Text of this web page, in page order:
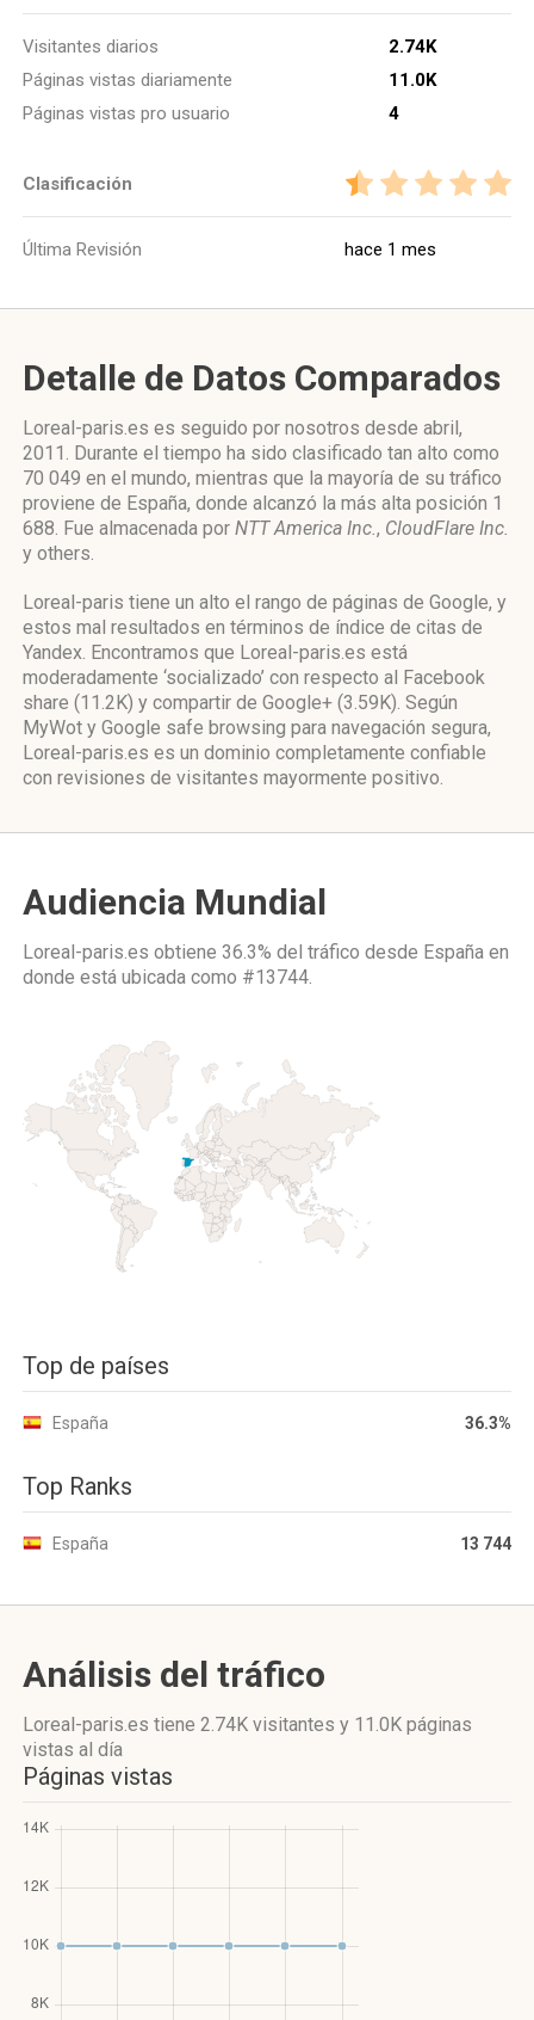
Visitantes diarios
2.74K
Páginas vistas diariamente
11.0K
Páginas vistas pro usuario
4
Clasificación
Última Revisión hace 1 mes
Detalle de Datos Comparados
Loreal-paris.es es seguido por nosotros desde abril,
2011. Durante el tiempo ha sido clasificado tan alto como
70 049 en el mundo, mientras que la mayoría de su tráfico
proviene de España, donde alcanzó la más alta posición 1
688. Fue almacenada por NTT America Inc., CloudFlare Inc.
y others.
Loreal-paris tiene un alto el rango de páginas de Google, y
estos mal resultados en términos de índice de citas de
Yandex. Encontramos que Loreal-paris.es está
moderadamente ‘socializado’ con respecto al Facebook
share (11.2K) y compartir de Google+ (3.59K). Según
MyWot y Google safe browsing para navegación segura,
Loreal-paris.es es un dominio completamente confiable
con revisiones de visitantes mayormente positivo.
Audiencia Mundial
Loreal-paris.es obtiene 36.3% del tráfico desde España en
donde está ubicada como #13744.
Top de países
España 36.3%
Top Ranks
España 13 744
Análisis del tráfico
Loreal-paris.es tiene 2.74K visitantes y 11.0K páginas
vistas al día
Páginas vistas